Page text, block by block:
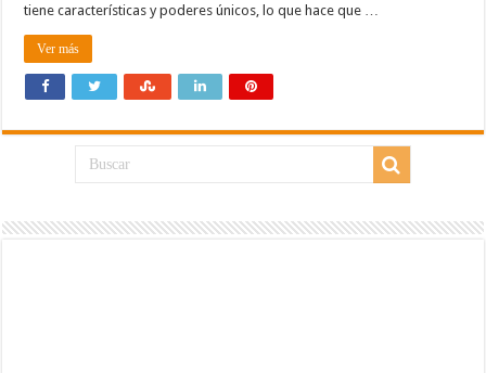
tiene características y poderes únicos, lo que hace que …
Ver más